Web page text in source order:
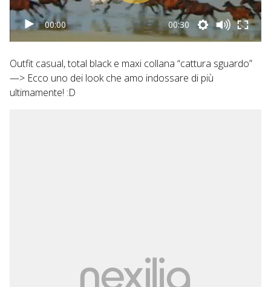
00:00 00:30
Outfit casual, total black e maxi collana “cattura sguardo”
—> Ecco uno dei look che amo indossare di più
ultimamente! :D